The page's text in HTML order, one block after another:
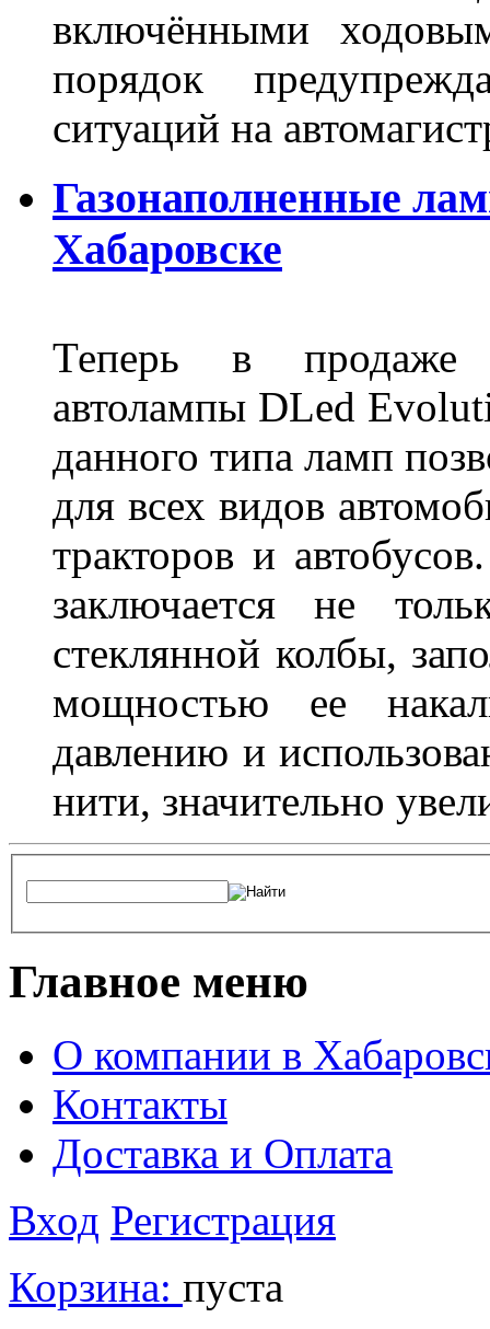
включёнными
порядок
ситуаций на
Газонаполненные
Хабаровске
Теперь в продаже
автолампы DLed
данного типа ламп
для всех видов
тракторов и
заключается не
стеклянной колбы,
мощностью ее
давлению и
нити, значительно
Главное меню
О компании в
Контакты
Доставка и Оплата
Вход Регистрация
Корзина: пуста